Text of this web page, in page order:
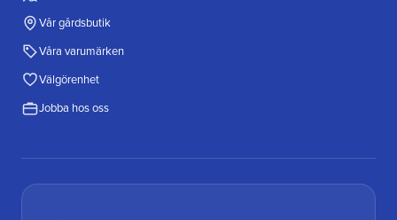
Vår gårdsbutik
Våra varumärken
Välgörenhet
Jobba hos oss